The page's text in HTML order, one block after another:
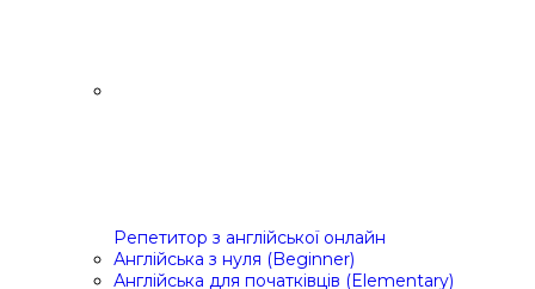
Репетитор з англійської онлайн
Англійська з нуля (Beginner)
Англійська для початківців (Elementary)